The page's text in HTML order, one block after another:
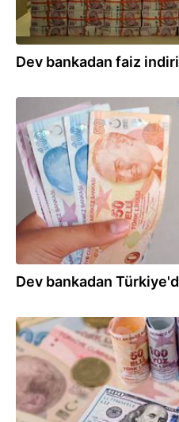
Dev bankadan faiz
18.11.2024
Dev bankadan
16.10.2024